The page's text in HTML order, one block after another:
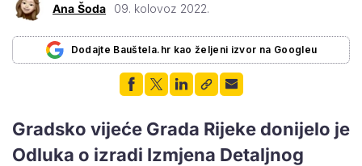
Ana Šoda 09. kolovoz 2022.
Dodajte Bauštela.hr kao željeni izvor na Googleu
Gradsko vijeće Grada Rijeke donijelo je
Odluka o izradi Izmjena Detaljnog